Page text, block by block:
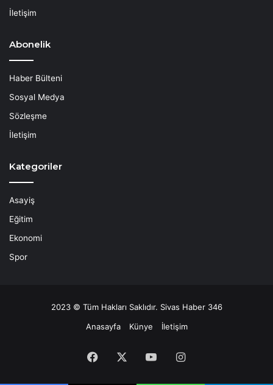
İletişim
Abonelik
Haber Bülteni
Sosyal Medya
Sözleşme
İletişim
Kategoriler
Asayiş
Eğitim
Ekonomi
Spor
2023 © Tüm Hakları Saklıdır. Sivas Haber 346
Anasayfa
Künye İletişim
Facebook YouTubeInstagram